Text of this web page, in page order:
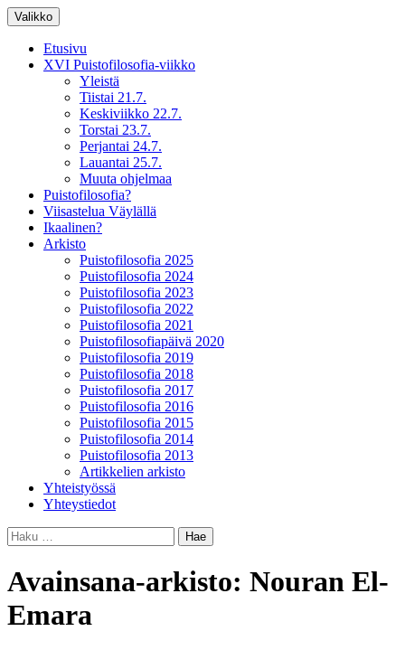
Puistofilosofia
15.-19.7.2025
Valikko Siirry
sisältöön
Etusivu
XVI Puistofilosofia-viikko
Yleistä
Tiistai 21.7.
Keskiviikko 22.7.
Torstai 23.7.
Perjantai 24.7.
Lauantai 25.7.
Muuta ohjelmaa
Puistofilosofia?
Viisastelua Väylällä
Ikaalinen?
Arkisto
Puistofilosofia 2025
Puistofilosofia 2024
Puistofilosofia 2023
Puistofilosofia 2022
Puistofilosofia 2021
Puistofilosofiapäivä 2020
Puistofilosofia 2019
Puistofilosofia 2018
Puistofilosofia 2017
Puistofilosofia 2016
Puistofilosofia 2015
Puistofilosofia 2014
Puistofilosofia 2013
Artikkelien arkisto
Yhteistyössä
Yhteystiedot
Haku:
Avainsana-arkisto: Nouran El-
Emara